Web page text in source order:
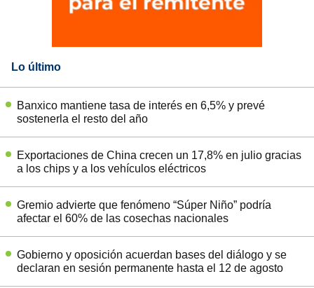
Lo último
Banxico mantiene tasa de interés en 6,5% y prevé
sostenerla el resto del año
Exportaciones de China crecen un 17,8% en julio gracias
a los chips y a los vehículos eléctricos
Gremio advierte que fenómeno “Súper Niño” podría
afectar el 60% de las cosechas nacionales
Gobierno y oposición acuerdan bases del diálogo y se
declaran en sesión permanente hasta el 12 de agosto